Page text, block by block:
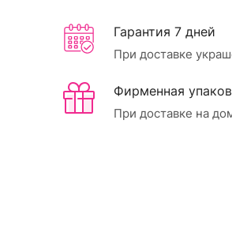
Гарантия 7 дней
При доставке
Фирменная
При доставке на